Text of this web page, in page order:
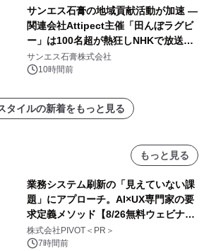
サンエス石膏の地域貢献活動が加速 ―
関連会社Attipect主催「田んぼラグビ
ー」は100名超が熱狂しNHKで放送さ
れました。
サンエス石膏株式会社
10時間前
タイルの新着をもっと見る
もっと見る
業務システム刷新の「見えていない課
題」にアプローチ。AI×UX専門家の要
求定義メソッド【8/26無料ウェビナ
ー】株式会社PIVOT
株式会社PIVOT＜PR＞
7時間前